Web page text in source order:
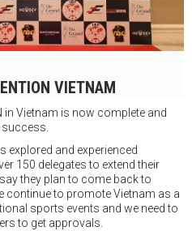
Paradise, Queensland, Úc
VIETNAM
in Vietnam is now complete and
explored and experienced
150 delegates to extend their
they plan to come back to
continue to promote Vietnam as a
sports events and we need to
to get approvals.